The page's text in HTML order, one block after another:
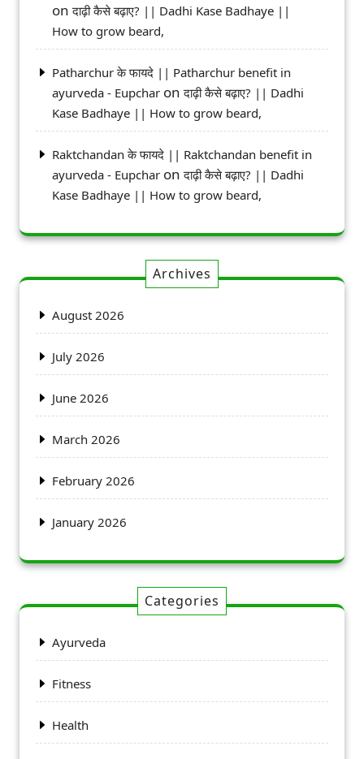
onदाढ़ी कैसे बढ़ाए? || Dadhi Kase Badhaye ||
How to grow beard,
Patharchur के फायदे || Patharchur benefit in
ayurveda - Eupchar onदाढ़ी कैसे बढ़ाए? || Dadhi
Kase Badhaye || How to grow beard,
Raktchandan के फायदे || Raktchandan benefit in
ayurveda - Eupchar onदाढ़ी कैसे बढ़ाए? || Dadhi
Kase Badhaye || How to grow beard,
Archives
August 2026
July 2026
June 2026
March 2026
February 2026
January 2026
Categories
Ayurveda
Fitness
Health